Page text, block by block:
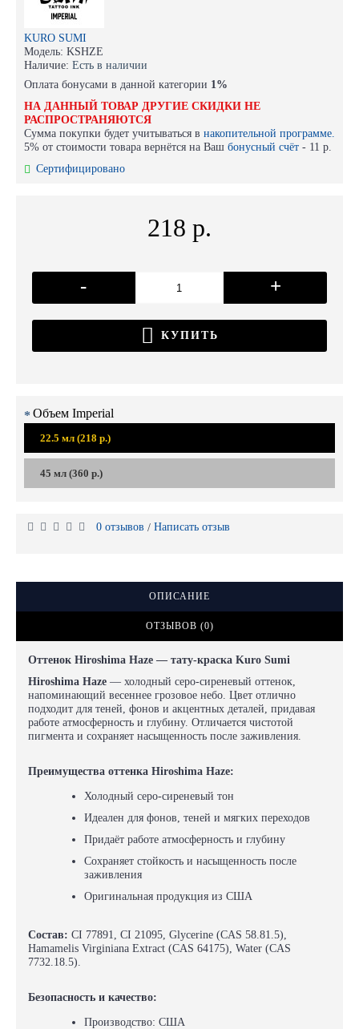
KURO SUMI
Модель: KSHZE
Наличие: Есть в наличии
Оплата бонусами в данной категории 1%
НА ДАННЫЙ ТОВАР ДРУГИЕ СКИДКИ НЕ
РАСПРОСТРАНЯЮТСЯ
Сумма покупки будет учитываться в накопительной программе.
5% от стоимости товара вернётся на Ваш бонусный счёт - 11 р.
Сертифицировано
218 р.
- +
КУПИТЬ
Объем Imperial
22.5 мл (218 р.)
45 мл (360 р.)
0 отзывов / Написать отзыв
ОПИСАНИЕ
ОТЗЫВОВ (0)
Оттенок Hiroshima Haze — тату-краска Kuro Sumi
Hiroshima Haze — холодный серо-сиреневый оттенок,
напоминающий весеннее грозовое небо. Цвет отлично
подходит для теней, фонов и акцентных деталей, придавая
работе атмосферность и глубину. Отличается чистотой
пигмента и сохраняет насыщенность после заживления.
Преимущества оттенка Hiroshima Haze:
Холодный серо-сиреневый тон
Идеален для фонов, теней и мягких переходов
Придаёт работе атмосферность и глубину
Сохраняет стойкость и насыщенность после
заживления
Оригинальная продукция из США
Состав: CI 77891, CI 21095, Glycerine (CAS 58.81.5),
Hamamelis Virginiana Extract (CAS 64175), Water (CAS
7732.18.5).
Безопасность и качество:
Производство: США